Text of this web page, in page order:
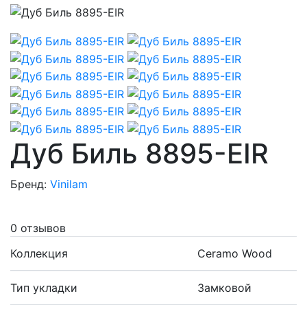
Дуб Биль 8895-EIR
Бренд: Vinilam
0 отзывов
Коллекция
Ceramo Wood
Тип укладки Замковой